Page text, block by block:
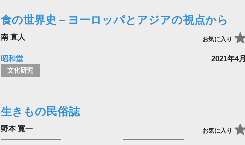
食の世界史－ヨーロッパとアジアの視点から
南 直人 お気に入り
昭和堂 2021年4月
文化研究
生きもの民俗誌
野本 寛一 お気に入り